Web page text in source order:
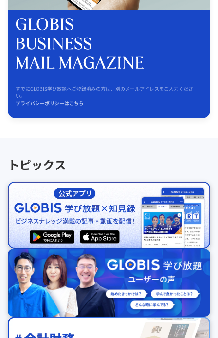
すでにGLOBIS学び放題へご登録済みの方は、別のメールアドレスをご入力くださ
い。
プライバシーポリシーはこちら
トピックス